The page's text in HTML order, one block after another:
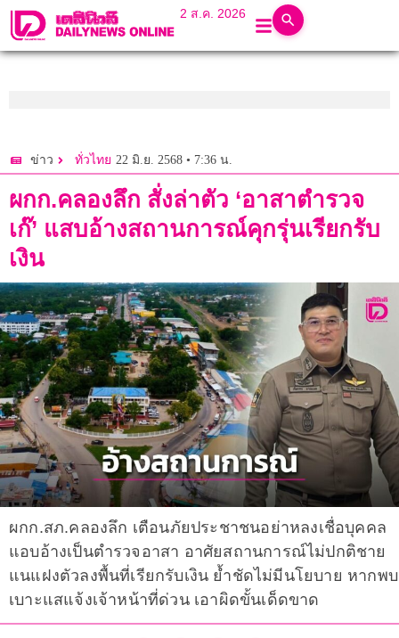
2 ส.ค. 2026
ข่าว ทั่วไทย 22 มิ.ย. 2568 • 7:36 น.
ผกก.คลองลึก สั่งล่าตัว ‘อาสาตำรวจ
เก๊’ แสบอ้างสถานการณ์คุกรุ่นเรียกรับ
เงิน
ผกก.สภ.คลองลึก เตือนภัยประชาชนอย่าหลงเชื่อบุคคล
แอบอ้างเป็นตำรวจอาสา อาศัยสถานการณ์ไม่ปกติชาย
แนแฝงตัวลงพื้นที่เรียกรับเงิน ย้ำชัดไม่มีนโยบาย หากพบ
เบาะแสแจ้งเจ้าหน้าที่ด่วน เอาผิดขั้นเด็ดขาด